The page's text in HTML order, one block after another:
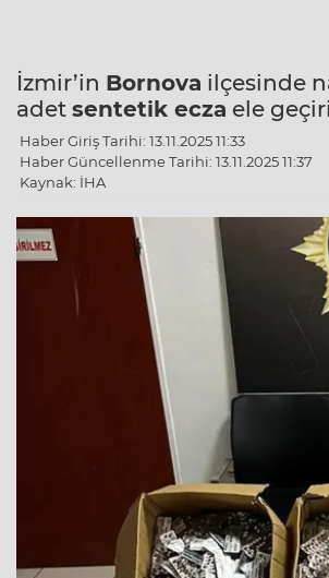
İzmir’in Bornova ilçesinde
adet sentetik ecza ele
Haber Giriş Tarihi: 13.11.2025 11:33
Haber Güncellenme Tarihi: 13.11.2025 11:37
Kaynak: İHA